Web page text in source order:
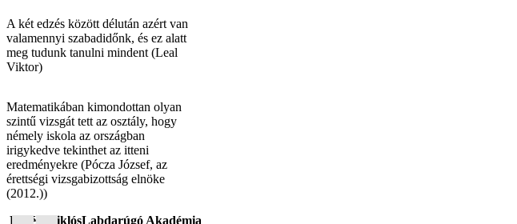
A két edzés között délután azért van
valamennyi szabadidőnk, és ez alatt
meg tudunk tanulni mindent (Leal
Viktor)
Matematikában kimondottan olyan
szintű vizsgát tett az osztály, hogy
némely iskola az országban
irigykedve tekinthet az itteni
eredményekre (Pócza József, az
érettségi vizsgabizottság elnöke
(2012.))
Fehér MiklósLabdarúgó Akadémia